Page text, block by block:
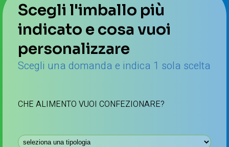
Scegli l'imballo più
indicato e cosa vuoi
personalizzare
Scegli una domanda e indica 1 sola scelta
CHE ALIMENTO VUOI CONFEZIONARE?